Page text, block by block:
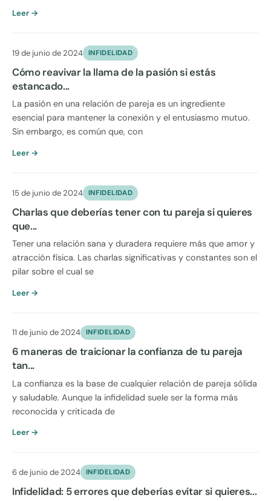
Leer →
19 de junio de 2024 INFIDELIDAD
Cómo reavivar la llama de la pasión si estás
estancado...
La pasión en una relación de pareja es un ingrediente
esencial para mantener la conexión y el entusiasmo mutuo.
Sin embargo, es común que, con
Leer →
15 de junio de 2024 INFIDELIDAD
Charlas que deberías tener con tu pareja si quieres
que...
Tener una relación sana y duradera requiere más que amor y
atracción física. Las charlas significativas y constantes son el
pilar sobre el cual se
Leer →
11 de junio de 2024 INFIDELIDAD
6 maneras de traicionar la confianza de tu pareja
tan...
La confianza es la base de cualquier relación de pareja sólida
y saludable. Aunque la infidelidad suele ser la forma más
reconocida y criticada de
Leer →
6 de junio de 2024 INFIDELIDAD
Infidelidad: 5 errores que deberías evitar si quieres...